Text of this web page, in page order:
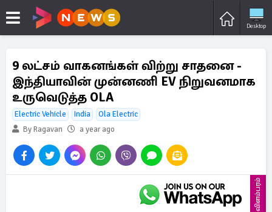
Desktop
9 லட்சம் வாகனங்கள் விற்று சாதனை -
இந்தியாவின் முன்னணி EV நிறுவனமாக
உருவெடுத்த OLA
Electric Vehicle India
Ola Electric
By Ragavan
a year ago
விளம்பரம்